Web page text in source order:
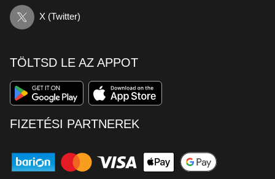
X (Twitter)
TÖLTSD LE AZ APPOT
FIZETÉSI PARTNEREK